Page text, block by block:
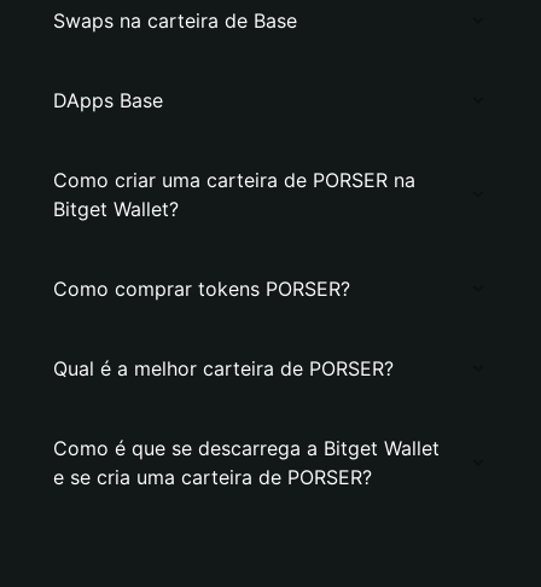
Swaps na carteira de Base
DApps Base
Como criar uma carteira de PORSER na
Bitget Wallet?
Como comprar tokens PORSER?
Qual é a melhor carteira de PORSER?
Como é que se descarrega a Bitget Wallet
e se cria uma carteira de PORSER?